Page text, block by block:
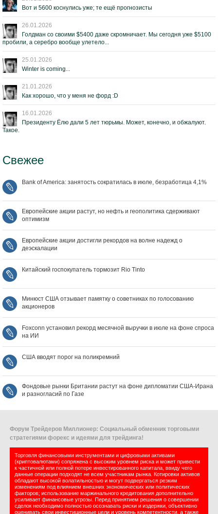
Вот и 5600 коснулись уже; те ещё прогнозисты
26.01.2026
Голдман со своими $5400 даже скромничает. Мы сегодня уже $5100
пробили, а серебро вообще улетело...
25.01.2026
Winter is coming...
21.01.2026
Как хорошо, что у меня не форд :D
16.01.2026
Президенту Ёлю дали 5 лет тюрьмы. Может, конечно, и обжалуют.
Такое.
Свежее
Bank of America: занятость сократилась в июле, безработица 4,1%
Европейские акции растут, но нефть и геополитика сдерживают
оптимизм
Европейские акции достигли рекордов на волне надежд о
деэскалации
Китайский госпокупатель тормозит Rio Tinto
Минюст США отзывает памятку о советниках по голосованию
акционеров
Foxconn установил рекорд месячной выручки в июле на фоне спроса
на ИИ
США вводят порог на поликремний
Фондовые рынки Британии растут на фоне дипломатии США‑Ирана
и разногласий по Газе
Форум Трейдеров Миллионер: Социальный обменник торговыми
стратегиями форекс и идеями для трейдинга!
Торговля финансовыми инструментами и цифровыми активами
(криптовалютами) сопряжена с высоким уровнем риска и может привести
к частичной или полной потере инвестированного капитала, ввиду чего
данные операции подходят не всем участникам рынка. Котировки активов
обладают высокой волатильностью и могут подвергаться резким
изменениям под влиянием внешних экономических или политических
факторов; использование маржинального кредитования дополнительно
усиливает финансовые угрозы. Перед принятием решения о совершении
сделок необходимо полностью осознавать риски и издержки, объективно
оценивать свои инвестиционные цели и уровень компетентности, а также